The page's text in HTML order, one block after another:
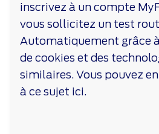
inscrivez à un compte
vous sollicitez un test
Automatiquement grâce
de cookies et des
similaires. Vous pouvez
à ce sujet ici.